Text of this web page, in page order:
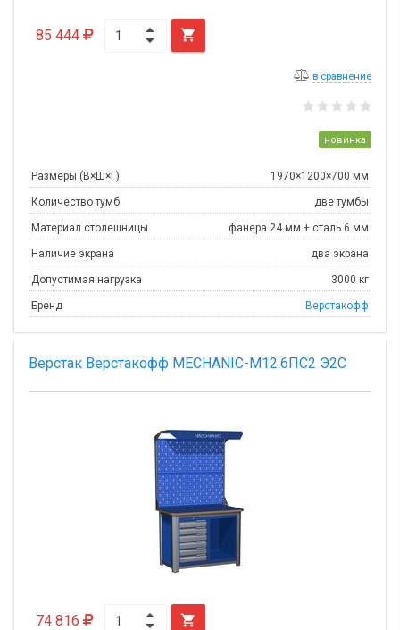
85 444 
в сравнение
новинка
Размеры (В×Ш×Г) 1970×1200×700 мм
Количество тумб две тумбы
Материал столешницы фанера 24 мм + сталь 6 мм
Наличие экрана два экрана
Допустимая нагрузка 3000 кг
Бренд Верстакофф
Верстак Верстакофф MECHANIC-М12.6ПС2 Э2С
74 816 